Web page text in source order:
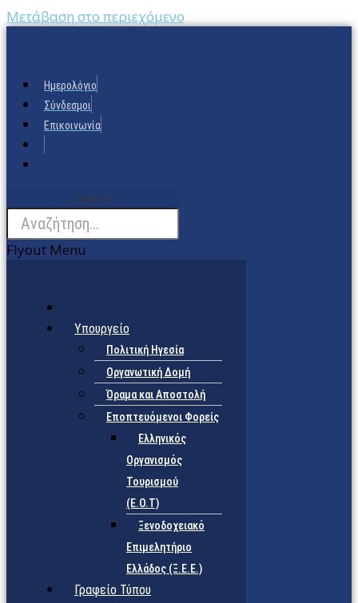
Μετάβαση στο περιεχόμενο
Ημερολόγιο
Σύνδεσμοι
Επικοινωνία
Search
Flyout Menu
Υπουργείο
Πολιτική Ηγεσία
Οργανωτική Δομή
Όραμα και Αποστολή
Εποπτευόμενοι Φορείς
Eλληνικός
Οργανισμός
Τουρισμού
(Ε.Ο.Τ)
Ξενοδοχειακό
Επιμελητήριο
Ελλάδος (Ξ.Ε.Ε.)
Γραφείο Τύπου